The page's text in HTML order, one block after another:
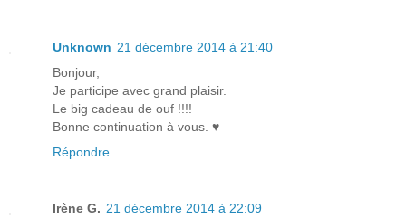
Unknown 21 décembre 2014 à 21:40
Bonjour,
Je participe avec grand plaisir.
Le big cadeau de ouf !!!!
Bonne continuation à vous. ♥
Répondre
Irène G. 21 décembre 2014 à 22:09